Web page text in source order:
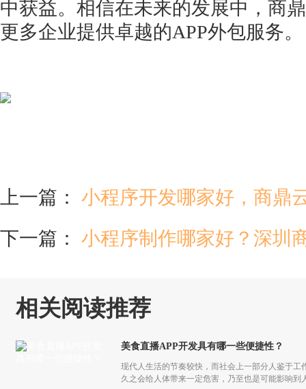
中获益。相信在未来的发展中，商
更多企业提供卓越的APP外包服务。
上一篇： 小程序开发哪家好，商鼎
下一篇： 小程序制作哪家好？深圳
相关阅读推荐
美食直播APP开发具有哪一些便捷性？
现代人生活的节奏较快，而社会上一部分人鉴于
久之会给人体带来一定危害，乃至也是可能影响